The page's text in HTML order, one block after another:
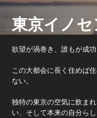
東京イノ
欲望が渦巻き、誰もが成功
この大都会に長く住めば
ない。
独特の東京の空気に飲ま
い、そして本来の自分ら